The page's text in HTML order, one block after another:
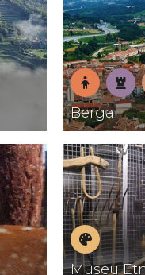
En
família
Berga
Museus
Museu